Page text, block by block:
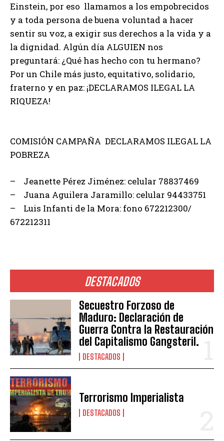
DESTACADOS
Secuestro Forzoso de
Maduro: Declaración de
Guerra Contra la Restauración
del Capitalismo Gangsteril.
DESTACADOS
Terrorismo Imperialista
DESTACADOS
Einstein, por eso llamamos a los empobrecidos
y a toda persona de buena voluntad a hacer
sentir su voz, a exigir sus derechos a la vida y a
la dignidad. Algún día ALGUIEN nos
preguntará: ¿Qué has hecho con tu hermano?
Por un Chile más justo, equitativo, solidario,
fraterno y en paz: ¡DECLARAMOS ILEGAL LA
RIQUEZA!
COMISIÓN CAMPAÑA DECLARAMOS ILEGAL LA
POBREZA
– Jeanette Pérez Jiménez: celular 78837469
– Juana Aguilera Jaramillo: celular 94433751
– Luis Infanti de la Mora: fono 672212300/
672212311